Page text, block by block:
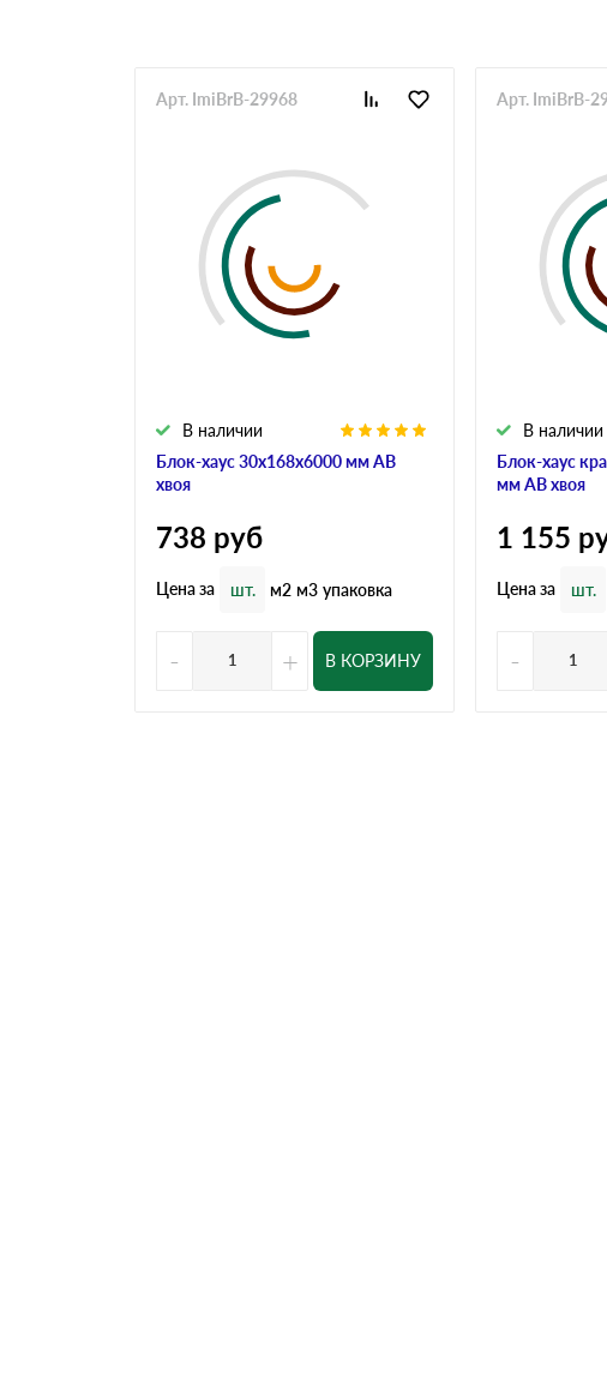
Блок-хаус 30x168x6000 мм АВ
хвоя
В наличии
Арт. ImiBrB-29968
738 руб
Цена за шт. м2 м3 упаковка
- + В КОРЗИНУ
Блок-хаус
мм АВ хвоя
В наличии
Арт. ImiBrB-
1 155
Цена за шт.
-